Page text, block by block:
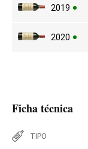
2019
2020
Ficha técnica
TIPO